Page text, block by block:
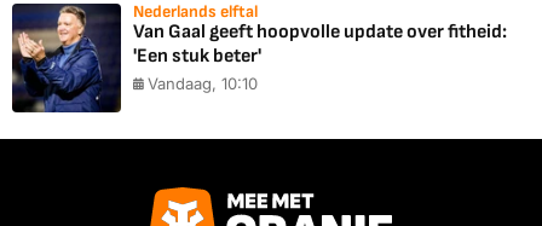
Nederlands elftal
Van Gaal geeft hoopvolle update over fitheid:
'Een stuk beter'
Vandaag, 10:10